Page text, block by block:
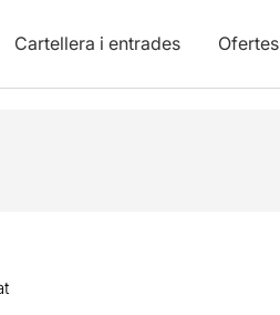
Cartellera i entrades Ofertes